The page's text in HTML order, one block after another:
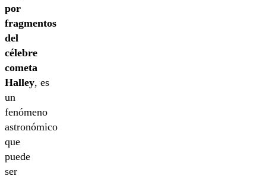
por
fragmentos
del
célebre
cometa
Halley, es
un
fenómeno
astronómico
que
puede
ser